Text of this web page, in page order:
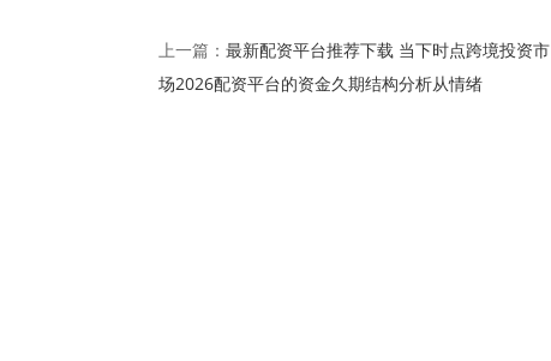
上一篇： 最新配资平台推荐下载 当下时点跨境投资市
场2026配资平台的资金久期结构分析从情绪